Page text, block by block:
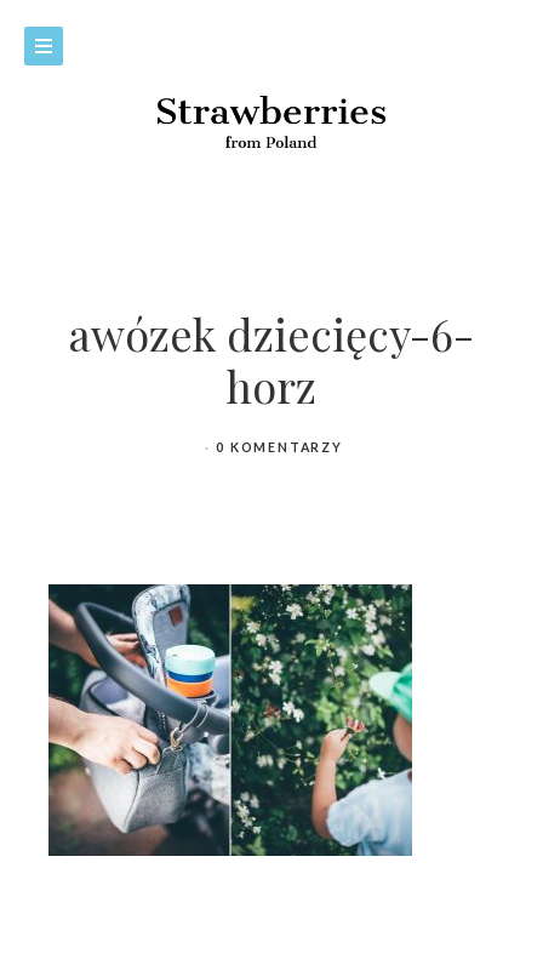
awózek dziecięcy-6-
horz
0 KOMENTARZY